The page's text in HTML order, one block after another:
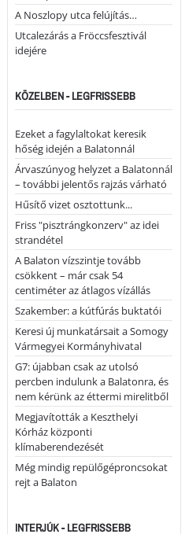
A Noszlopy utca felújítás…
Utcalezárás a Fröccsfesztivál
idejére
KÖZELBEN - LEGFRISSEBB
Ezeket a fagylaltokat keresik
hőség idején a Balatonnál
Árvaszúnyog helyzet a Balatonnál
– további jelentős rajzás várható
Hűsítő vizet osztottunk...
Friss "pisztrángkonzerv" az idei
strandétel
A Balaton vízszintje tovább
csökkent – már csak 54
centiméter az átlagos vízállás
Szakember: a kútfúrás buktatói
Keresi új munkatársait a Somogy
Vármegyei Kormányhivatal
G7: újabban csak az utolsó
percben indulunk a Balatonra, és
nem kérünk az éttermi mirelitből
Megjavították a Keszthelyi
Kórház központi
klímaberendezését
Még mindig repülőgéproncsokat
rejt a Balaton
INTERJÚK - LEGFRISSEBB